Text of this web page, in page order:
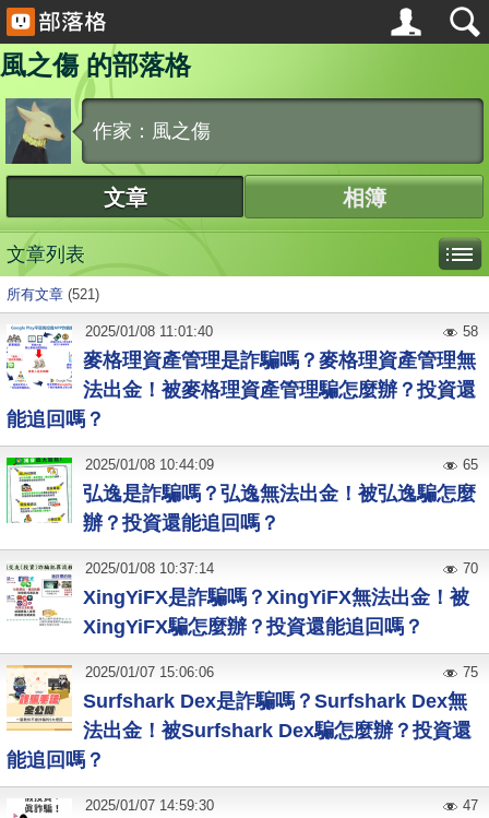
風之傷 的部落格
作家：風之傷
文章 相簿
文章列表
所有文章 (521)
麥格理資產管理是詐騙嗎？麥格理資產管理無
法出金！被麥格理資產管理騙怎麼辦？投資還
能追回嗎？
2025/01/08 11:01:40 58
弘逸是詐騙嗎？弘逸無法出金！被弘逸騙怎麼
辦？投資還能追回嗎？
2025/01/08 10:44:09 65
XingYiFX是詐騙嗎？XingYiFX無法出金！被
XingYiFX騙怎麼辦？投資還能追回嗎？
2025/01/08 10:37:14 70
Surfshark Dex是詐騙嗎？Surfshark Dex無
法出金！被Surfshark Dex騙怎麼辦？投資還
能追回嗎？
2025/01/07 15:06:06 75
2025/01/07 14:59:30 47